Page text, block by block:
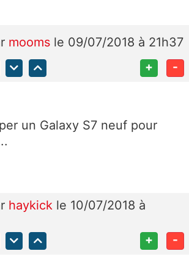
mooms le 09/07/2018 à 21h37
+ -
un Galaxy S7 neuf pour
haykick le 10/07/2018 à
+ -